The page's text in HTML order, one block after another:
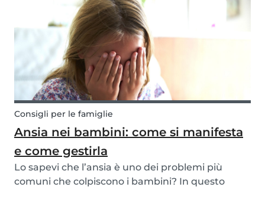
attività di Natale, da fare soprattutto...
Consigli per le famiglie
Ansia nei bambini: come si manifesta
e come gestirla
Lo sapevi che l’ansia è uno dei problemi più
comuni che colpiscono i bambini? In questo